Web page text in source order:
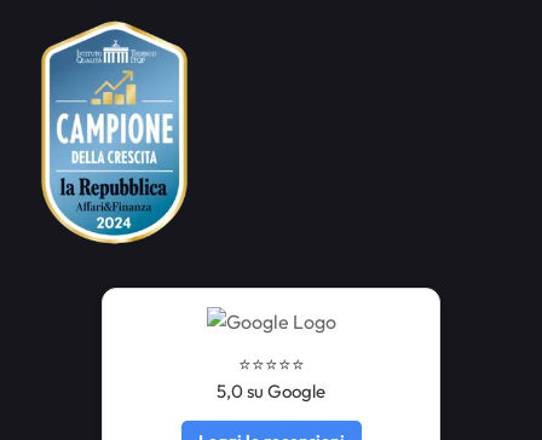
⭐️⭐️⭐️⭐️⭐️
5,0 su Google